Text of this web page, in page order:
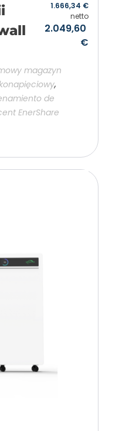
2.049,60
€
1.666,34 €
netto
magazyn
,
de
EnerShare